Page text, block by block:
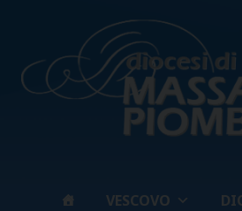
VESCOVO